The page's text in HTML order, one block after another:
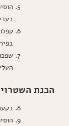
הכנת